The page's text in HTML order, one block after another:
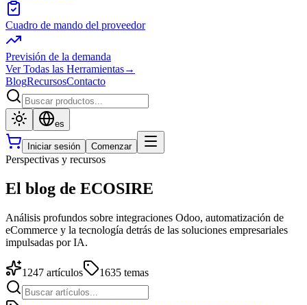
Cuadro de mando del proveedor
Previsión de la demanda
Ver Todas las Herramientas→
BlogRecursosContacto
es
Iniciar sesión Comenzar
Perspectivas y recursos
El blog de ECOSIRE
Análisis profundos sobre integraciones Odoo, automatización de
eCommerce y la tecnología detrás de las soluciones empresariales
impulsadas por IA.
1247 artículos 1635 temas